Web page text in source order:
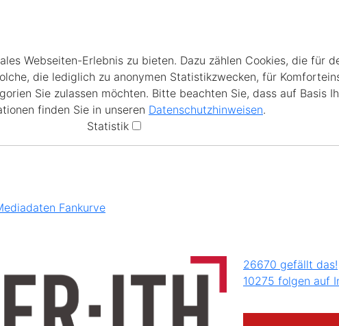
Webseiten-Erlebnis zu bieten. Dazu zählen Cookies, die für
die lediglich zu anonymen Statistikzwecken, für
Sie zulassen möchten. Bitte beachten Sie, dass auf
finden Sie in unseren Datenschutzhinweisen.
Statistik
Fankurve
26670 gefällt das!
10275 folgen auf